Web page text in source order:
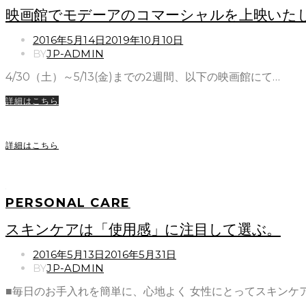
映画館でモデーアのコマーシャルを上映いた
POSTED
ON
2016年5月14日2019年10月10日
BYJP-ADMIN
4/30（土）～5/13(金)までの2週間、以下の映画館にて…
詳細はこちら
詳細はこちら
PERSONAL CARE
スキンケアは「使用感」に注目して選ぶ。
POSTED
ON
2016年5月13日2016年5月31日
BYJP-ADMIN
■毎日のお手入れを簡単に、心地よく 女性にとってスキンケ